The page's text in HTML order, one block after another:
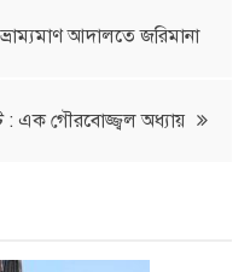
আদালতে জরিমানা
: এক গৌরবোজ্জ্বল অধ্যায়